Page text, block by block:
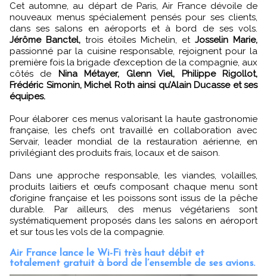
Cet automne, au départ de Paris, Air France dévoile de
nouveaux menus spécialement pensés pour ses clients,
dans ses salons en aéroports et à bord de ses vols.
Jérôme Banctel, trois étoiles Michelin, et Josselin Marie,
passionné par la cuisine responsable, rejoignent pour la
première fois la brigade d’exception de la compagnie, aux
côtés de
Nina Métayer, Glenn Viel, Philippe Rigollot,
Frédéric Simonin, Michel Roth ainsi qu’Alain Ducasse et ses
équipes.
Pour élaborer ces menus valorisant la haute gastronomie
française, les chefs ont travaillé en collaboration avec
Servair, leader mondial de la restauration aérienne, en
privilégiant des produits frais, locaux et de saison.
Dans une approche responsable, les viandes, volailles,
produits laitiers et œufs composant chaque menu sont
d’origine française et les poissons sont issus de la pêche
durable. Par ailleurs, des menus végétariens sont
systématiquement proposés dans les salons en aéroport
et sur tous les vols de la compagnie.
Air France lance le Wi-Fi très haut débit et
totalement gratuit à bord de l’ensemble de ses avions.